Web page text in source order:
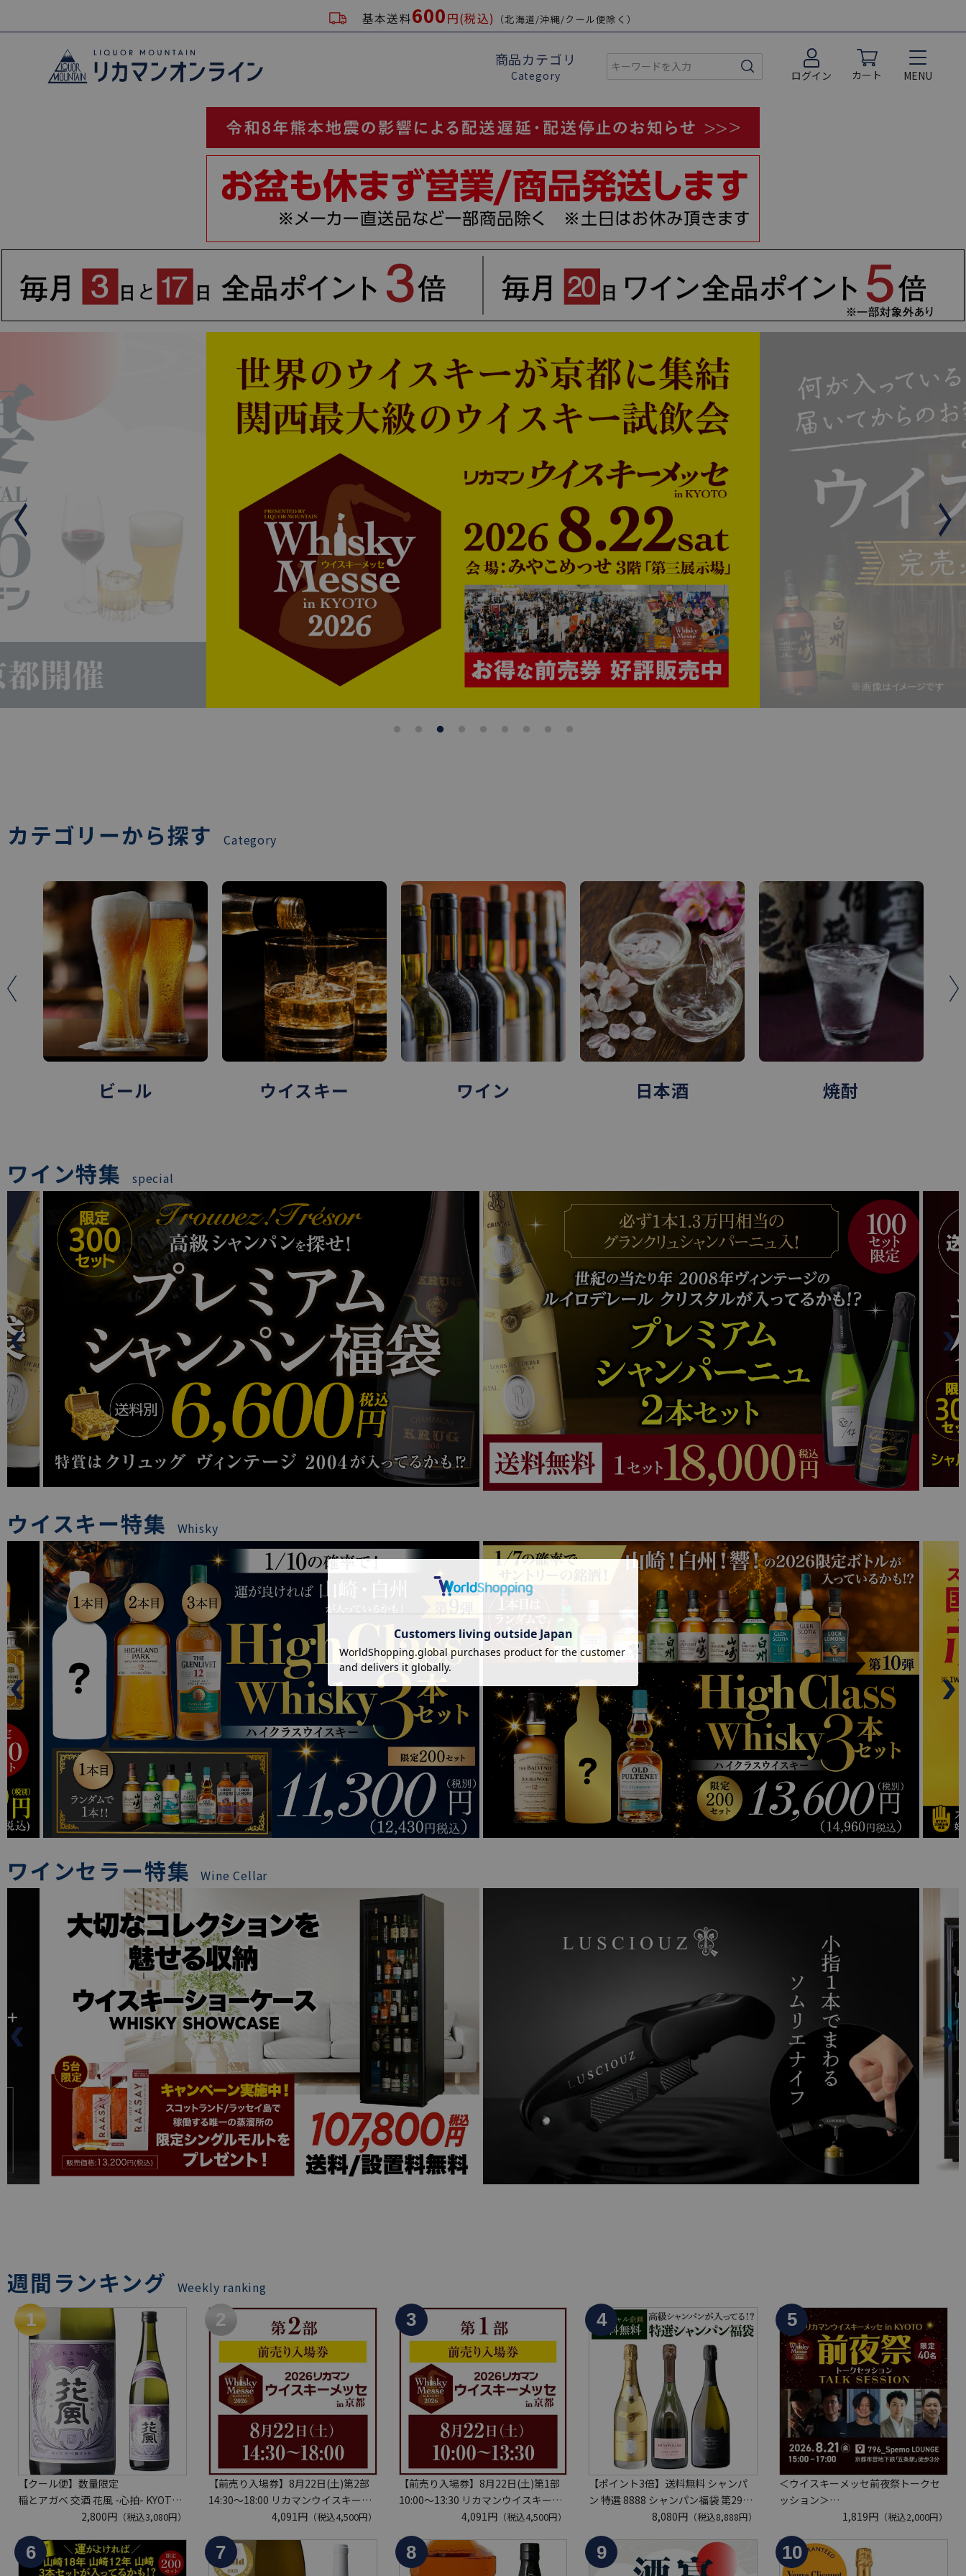
基本送料600円(税込) （北海道/沖縄/クール便除く）
商品カテゴリ
Category ログイン カート MENU
カテゴリーから探す Category
ウイスキー ワイン 日本酒 焼酎 スピリッツ
ワイン特集 special
ウイスキー特集 Whisky
ワインセラー特集 Wine Cellar
週間ランキング Weekly ranking
【クール便】数量限定
稲とアガベ 交酒 花風 -心拍- KYOTO
EDITION 720ml こうしゅ はなかぜ
craft sake クラフトサケ 秋田県 男鹿
市
2,800円（税込3,080円）
【前売り入場券】8月22日(土)第2部
14:30～18:00 リカマンウイスキーメ
ッセ in京都 2026 1枚
入場券となるeチケットは【8月中
旬】にメールにて配信予定
※代引き決済不可
4,091円（税込4,500円）
【前売り入場券】8月22日(土)第1部
10:00～13:30 リカマンウイスキーメ
ッセ in京都 2026 1枚
入場券となるeチケットは【8月中
旬】にメールにて配信予定
※代引き決済不可
4,091円 （税込4,500円）
【ポイント3倍】送料無料 シャンパ
ン 特選 8888 シャンパン福袋 第29弾
高級シャンパン を探せ！ 超レアシャ
ンパンが入ってるかも!?【限定300セ
ット】 シャンパーニュ クリスタル ド
ンペリP2 NPU 2008 VT リカーマウ
8,080円 （税込8,888円）
＜ウイスキーメッセ前夜祭トークセ
ッション＞
8月21日(金)15:00～17:00京都開催
クレジットカード決済のみ
1,819円（税込2,000円）